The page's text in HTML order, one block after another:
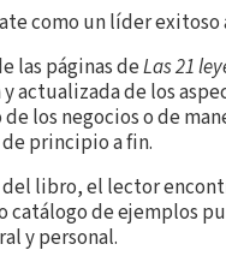
como un líder exitoso
las páginas deLas 21
actualizada de los
los negocios o de
principio a fin.
libro, el lector
catálogo de ejemplos
y personal.